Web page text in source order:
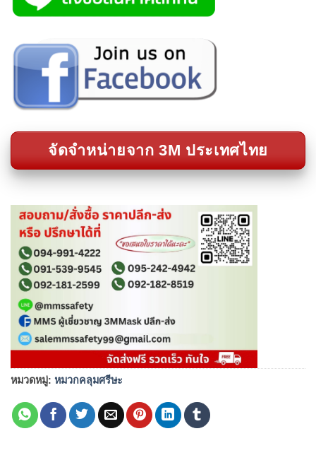
จัดจำหน่ายจาก 3M ประเทศไทย
หมวดหมู่: หมวกคลุมศรีษะ